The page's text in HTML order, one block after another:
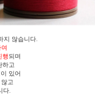
지 않습니다.
행되며
하고
있어
고
다.